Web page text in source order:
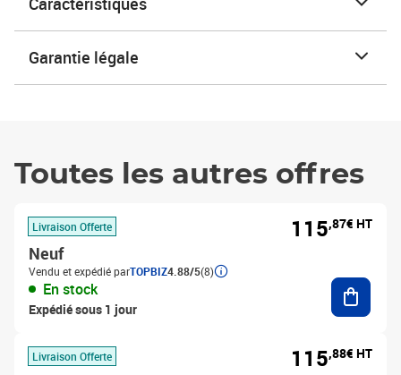
Garantie légale
Toutes les autres offres
Livraison Offerte
Neuf
Vendu et expédié parTOPBIZ4.88/5(8)
En stock
Expédié sous 1 jour
115,87€ HT
Livraison Offerte 115,88€ HT